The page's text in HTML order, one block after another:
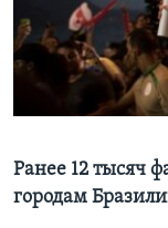
Learning English
СОЦИАЛЬНЫЕ СЕТИ
Языки
Ранее 12 тысяч
городам